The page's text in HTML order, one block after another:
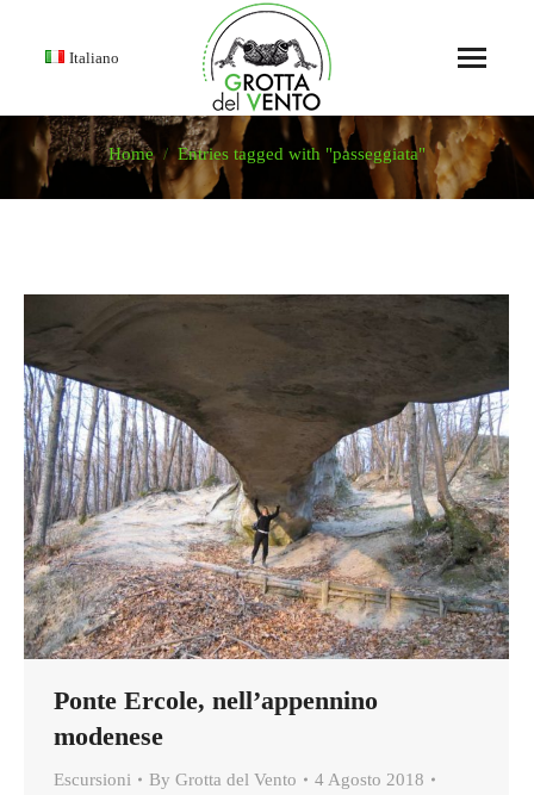
Italiano
You are here:
Home Entries tagged with "passeggiata"
Ponte Ercole, nell’appennino
modenese
Escursioni By Grotta del Vento
4 Agosto 2018